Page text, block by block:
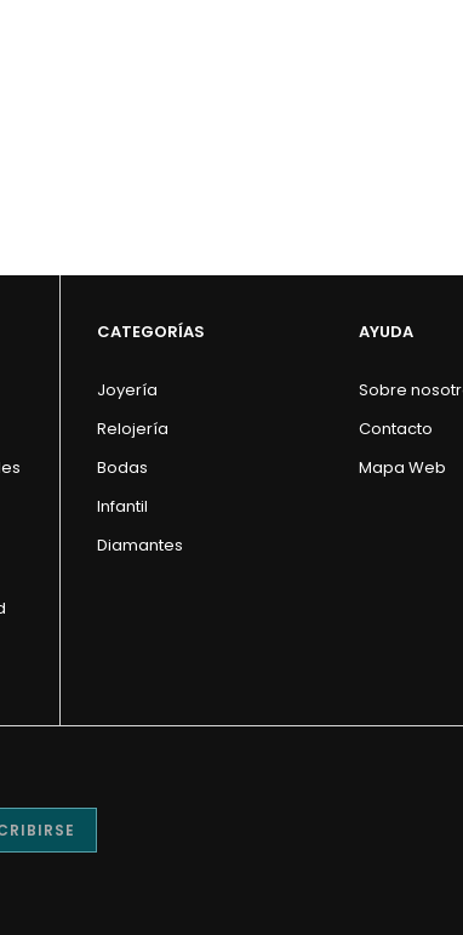
CATEGORÍAS
Joyería
Relojería
Bodas
Infantil
Diamantes
AYUDA
Sobre
Contacto
Mapa Web